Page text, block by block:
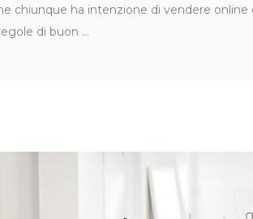
chiunque ha intenzione di vendere
di buon